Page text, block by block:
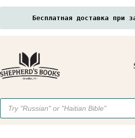
Бесплатная доставка при
Поиск
товаров